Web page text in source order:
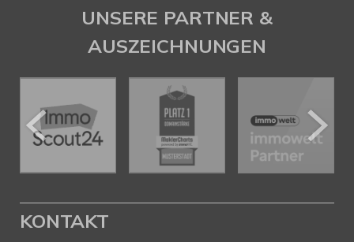
UNSERE PARTNER &
AUSZEICHNUNGEN
KONTAKT